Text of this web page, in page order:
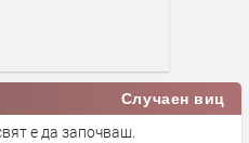
Случаен виц
е да започваш.